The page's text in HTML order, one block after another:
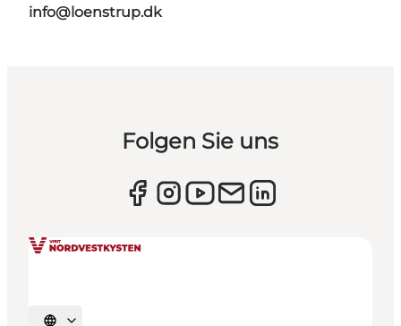
info@loenstrup.dk
Folgen Sie uns